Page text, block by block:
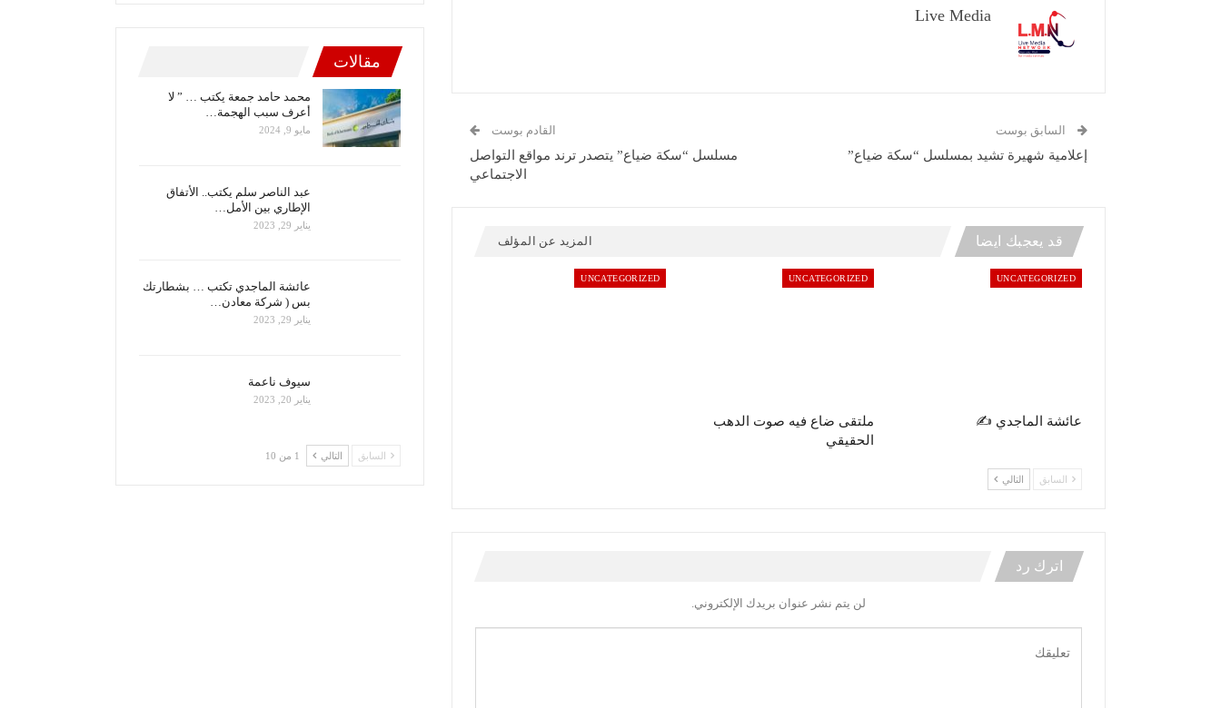
Live Media
السابق بوست
إعلامية شهيرة تشيد بمسلسل “سكة ضياع”
القادم بوست
مسلسل “سكة ضياع” يتصدر ترند مواقع التواصل
الاجتماعي
قد يعجبك ايضا المزيد عن المؤلف
UNCATEGORIZED
عائشة الماجدي ✍️
UNCATEGORIZED
ملتقى ضاع فيه صوت الدهب
الحقيقي
UNCATEGORIZED
السابق التالي
اترك رد
لن يتم نشر عنوان بريدك الإلكتروني.
مقالات
محمد حامد جمعة يكتب … ” لا
أعرف سبب الهجمة…
مايو 9, 2024
عبد الناصر سلم يكتب.. الأتفاق
الإطاري بين الأمل…
يناير 29, 2023
عائشة الماجدي تكتب … بشطارتك
بس ( شركة معادن…
يناير 29, 2023
سيوف ناعمة
يناير 20, 2023
السابق التالي 1 من 10